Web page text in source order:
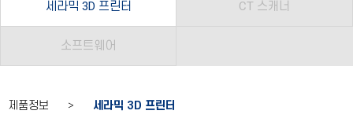
세라믹 3D 프린터 CT 스캐너
소프트웨어
제품정보 > 세라믹 3D 프린터